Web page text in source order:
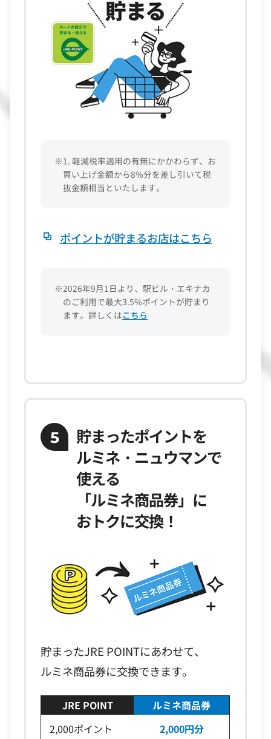
※1. 軽減税率適用の有無にかかわらず、お
買い上げ金額から8%分を差し引いて税
抜金額相当といたします。
ポイントが貯まるお店はこちら
※2026年9月1日より、駅ビル・エキナカ
のご利用で最大3.5%ポイントが貯まり
ます。詳しくはこちら
5
貯まったポイントを
ルミネ・ニュウマンで
使える
「ルミネ商品券」に
おトクに交換！
貯まったJRE POINTにあわせて、
ルミネ商品券に交換できます。
JRE POINT
ルミネ商品券
2,000ポイント
2,000円分